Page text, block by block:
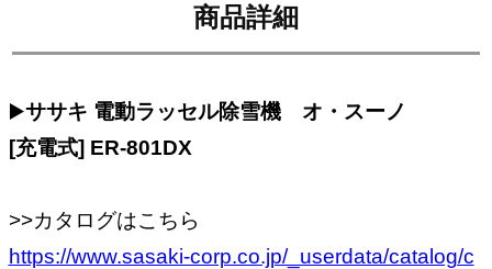
商品詳細
▶️ササキ 電動ラッセル除雪機 オ・スーノ
[充電式] ER-801DX
>>カタログはこちら
https://www.sasaki-corp.co.jp/_userdata/catalog/c